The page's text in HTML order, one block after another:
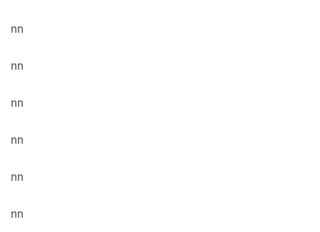
nn
nn
nn
nn
nn
nn